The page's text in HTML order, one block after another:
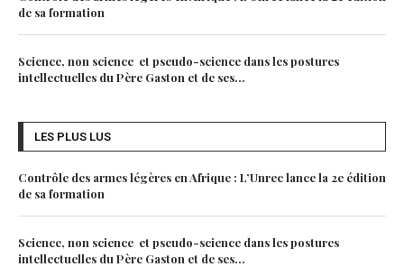
de sa formation
Science, non science et pseudo-science dans les postures
intellectuelles du Père Gaston et de ses...
LES PLUS LUS
Contrôle des armes légères en Afrique : L’Unrec lance la 2e édition
de sa formation
Science, non science et pseudo-science dans les postures
intellectuelles du Père Gaston et de ses...